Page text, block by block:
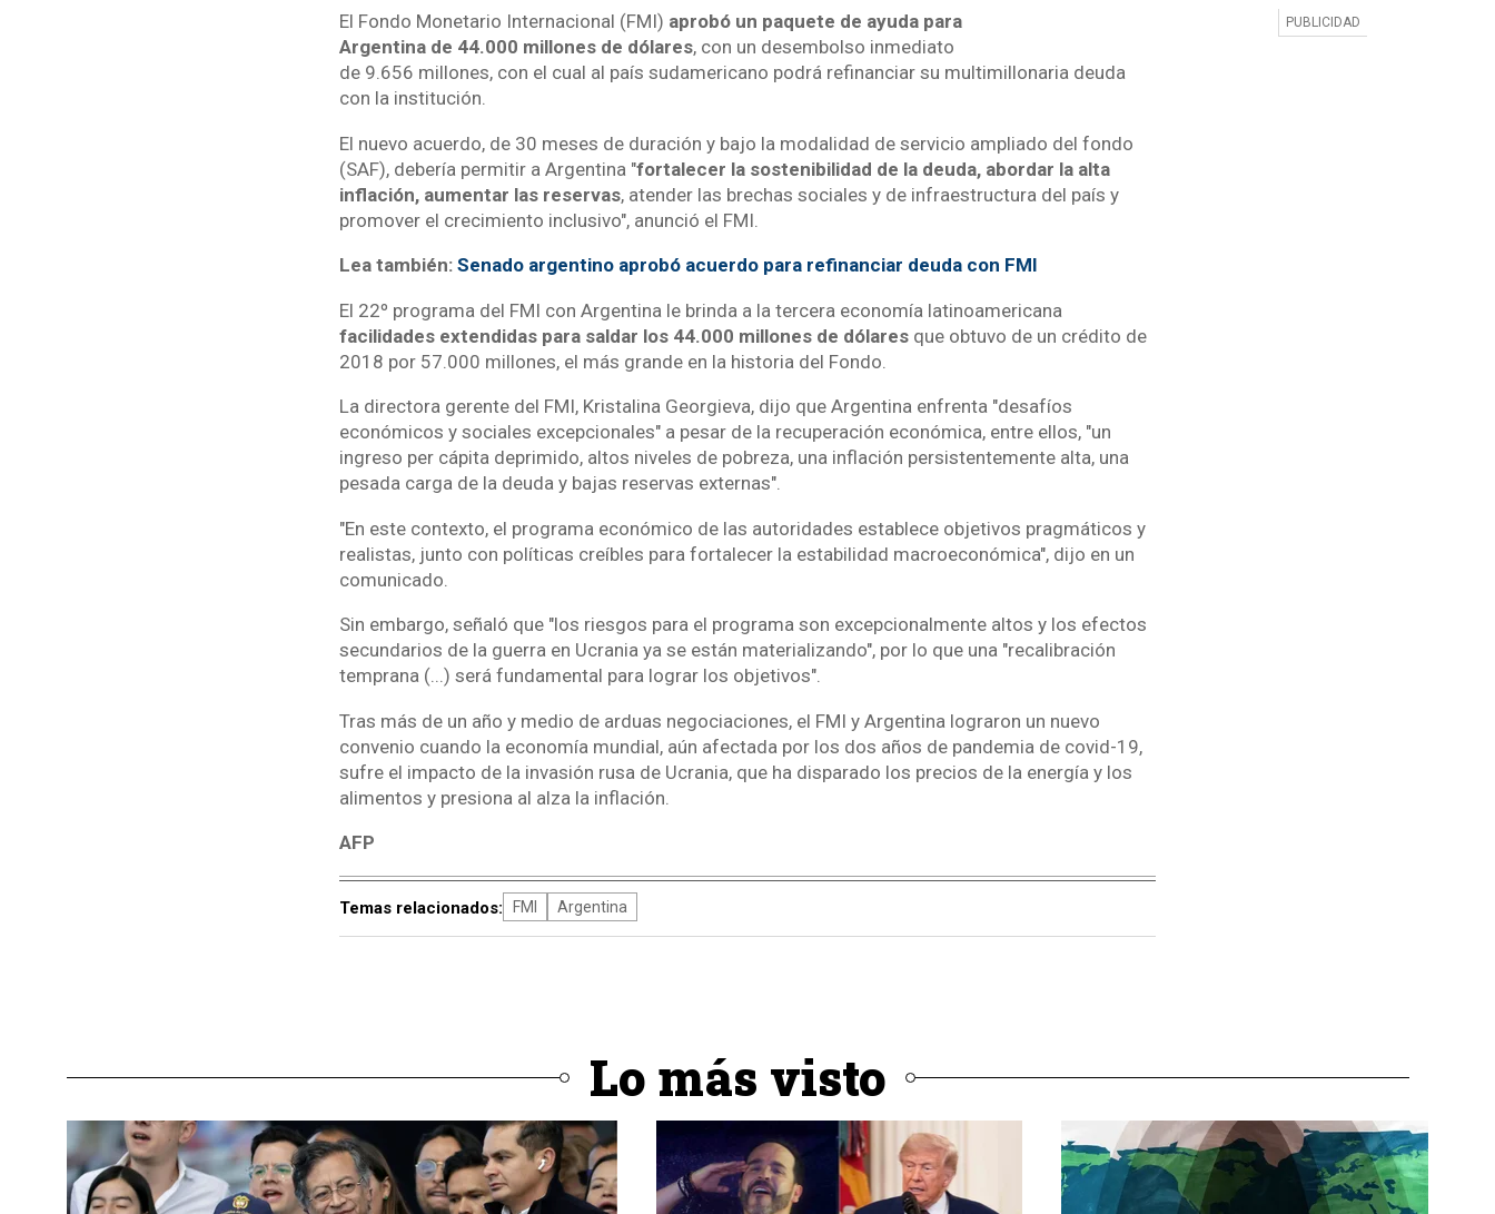
El Fondo Monetario Internacional (FMI) aprobó un paquete de ayuda para
Argentina de 44.000 millones de dólares, con un desembolso inmediato
de 9.656 millones, con el cual al país sudamericano podrá refinanciar su multimillonaria deuda
con la institución.
El nuevo acuerdo, de 30 meses de duración y bajo la modalidad de servicio ampliado del fondo
(SAF), debería permitir a Argentina "fortalecer la sostenibilidad de la deuda, abordar la alta
inflación, aumentar las reservas, atender las brechas sociales y de infraestructura del país y
promover el crecimiento inclusivo", anunció el FMI.
Lea también: Senado argentino aprobó acuerdo para refinanciar deuda con FMI
El 22º programa del FMI con Argentina le brinda a la tercera economía latinoamericana
facilidades extendidas para saldar los 44.000 millones de dólaresque obtuvo de un crédito de
2018 por 57.000 millones, el más grande en la historia del Fondo.
La directora gerente del FMI, Kristalina Georgieva, dijo que Argentina enfrenta "desafíos
económicos y sociales excepcionales" a pesar de la recuperación económica, entre ellos, "un
ingreso per cápita deprimido, altos niveles de pobreza, una inflación persistentemente alta, una
pesada carga de la deuda y bajas reservas externas".
"En este contexto, el programa económico de las autoridades establece objetivos pragmáticos y
realistas, junto con políticas creíbles para fortalecer la estabilidad macroeconómica", dijo en un
comunicado.
Sin embargo, señaló que "los riesgos para el programa son excepcionalmente altos y los efectos
secundarios de la guerra en Ucrania ya se están materializando", por lo que una "recalibración
temprana (...) será fundamental para lograr los objetivos".
Tras más de un año y medio de arduas negociaciones, el FMI y Argentina lograron un nuevo
convenio cuando la economía mundial, aún afectada por los dos años de pandemia de covid-19,
sufre el impacto de la invasión rusa de Ucrania, que ha disparado los precios de la energía y los
alimentos y presiona al alza la inflación.
AFP
Temas relacionados: FMI Argentina
Lo más visto